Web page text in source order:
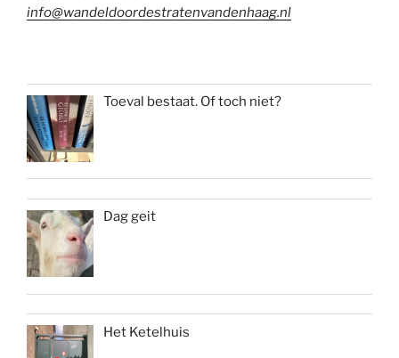
info@wandeldoordestratenvandenhaag.nl
Toeval bestaat. Of toch niet?
Dag geit
Het Ketelhuis